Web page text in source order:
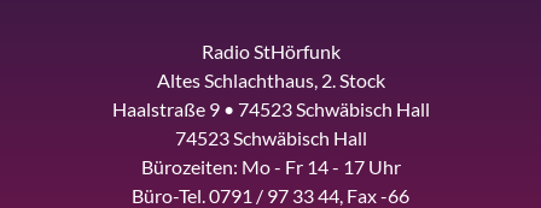
Radio StHörfunk
Altes Schlachthaus, 2. Stock
Haalstraße 9 • 74523 Schwäbisch Hall
74523 Schwäbisch Hall
Bürozeiten: Mo - Fr 14 - 17 Uhr
Büro-Tel. 0791 / 97 33 44, Fax -66